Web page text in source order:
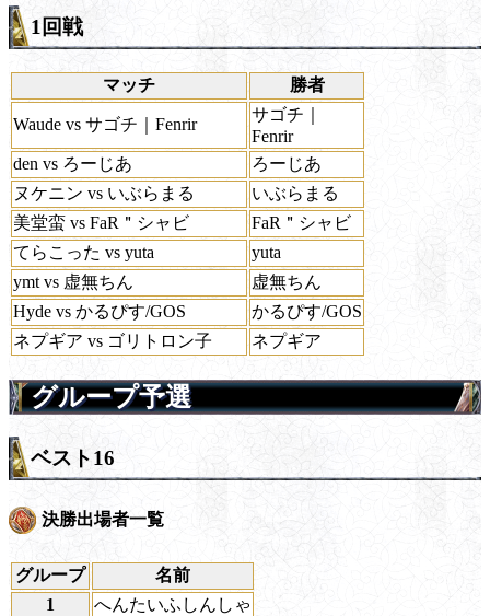
1回戦
マッチ 勝者
Waude vs サゴチ｜Fenrir
サゴチ｜
Fenrir
den vs ろーじあ
ろーじあ
ヌケニン vs いぶらまる
いぶらまる
美堂蛮 vs FaR＂シャビ
FaR＂シャビ
てらこった vs yuta
yuta
ymt vs 虚無ちん
虚無ちん
Hyde vs かるぴす/GOS
かるぴす/GOS
ネプギア vs ゴリトロン子
ネプギア
グループ予選
ベスト16
決勝出場者一覧
グループ
名前
1
へんたいふしんしゃ